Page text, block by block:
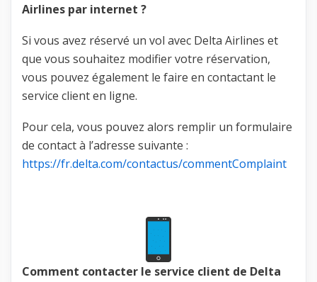
Airlines par internet ?
Si vous avez réservé un vol avec Delta Airlines et
que vous souhaitez modifier votre réservation,
vous pouvez également le faire en contactant le
service client en ligne.
Pour cela, vous pouvez alors remplir un formulaire
de contact à l’adresse suivante :
https://fr.delta.com/contactus/commentComplaint
Comment contacter le service client de Delta